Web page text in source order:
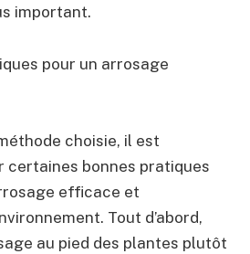
important.
pour un arrosage
choisie, il est
certaines bonnes pratiques
efficace et
Tout d’abord,
au pied des plantes plutôt